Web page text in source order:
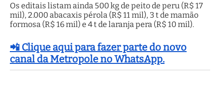
Os editais listam ainda 500 kg de peito de peru (R$ 17
mil), 2.000 abacaxis pérola (R$ 11 mil), 3 t de mamão
formosa (R$ 16 mil) e 4 t de laranja pera (R$ 10 mil).
📲 Clique aqui para fazer parte do novo
canal da Metropole no WhatsApp.